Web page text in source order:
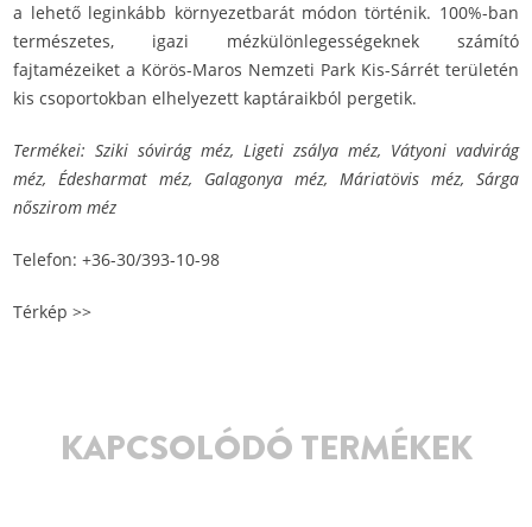
a lehető leginkább környezetbarát módon történik. 100%-ban
természetes, igazi mézkülönlegességeknek számító
fajtamézeiket a Körös-Maros Nemzeti Park Kis-Sárrét területén
kis csoportokban elhelyezett kaptáraikból pergetik.
Termékei: Sziki sóvirág méz, Ligeti zsálya méz, Vátyoni vadvirág
méz, Édesharmat méz, Galagonya méz, Máriatövis méz, Sárga
nőszirom méz
Telefon: +36-30/393-10-98
Térkép >>
KAPCSOLÓDÓ TERMÉKEK